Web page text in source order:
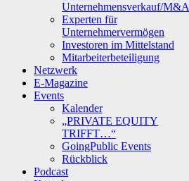
Unternehmensverkauf/M&A
Experten für
Unternehmervermögen
Investoren im Mittelstand
Mitarbeiterbeteiligung
Netzwerk
E-Magazine
Events
Kalender
„PRIVATE EQUITY
TRIFFT…“
GoingPublic Events
Rückblick
Podcast